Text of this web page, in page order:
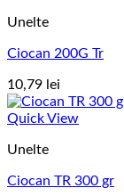
Unelte
Ciocan 200G Tr
10,79 lei
Quick View
Unelte
Ciocan TR 300 gr